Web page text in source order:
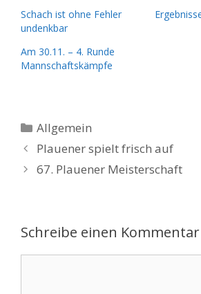
Schach ist ohne Fehler
undenkbar
Am 30.11. – 4. Runde
Mannschaftskämpfe
Kategorien
Allgemein
Plauener spielt frisch auf
67. Plauener Meisterschaft
Schreibe einen Kommentar